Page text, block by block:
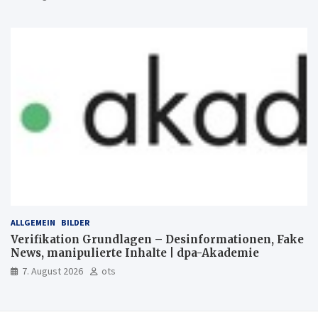
ALLGEMEIN BILDER
Verifikation Grundlagen – Desinformationen, Fake
News, manipulierte Inhalte | dpa-Akademie
7. August 2026 ots